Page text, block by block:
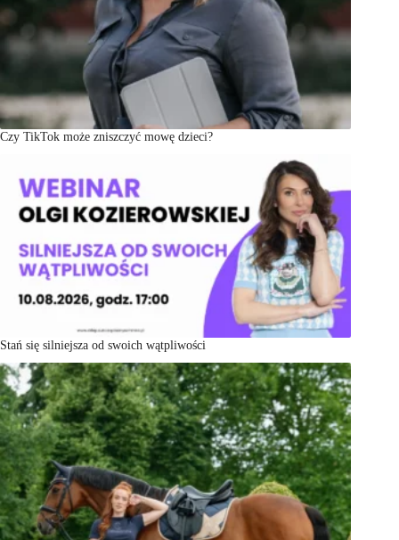
Czy TikTok może zniszczyć mowę dzieci?
Stań się silniejsza od swoich wątpliwości